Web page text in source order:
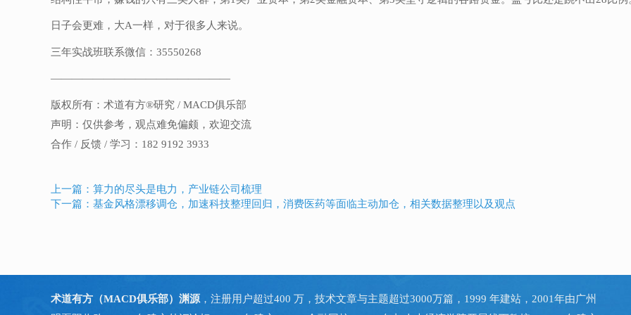
日子会更难，大A一样，对于很多人来说。
三年实战班联系微信：35550268
—————————————————
版权所有：术道有方®研究 / MACD俱乐部
声明：仅供参考，观点难免偏颇，欢迎交流
合作 / 反馈 / 学习：182 9192 3933
上一篇：算力的尽头是电力，产业链公司梳理
下一篇：基金风格漂移调仓，加速科技整理回归，消费医药等面临主动加仓，相关数据整理以及观点
术道有方（MACD俱乐部）渊源 ，注册用户超过400 万，技术文章与主题超过3000万篇，1999 年建站，2001年由广州